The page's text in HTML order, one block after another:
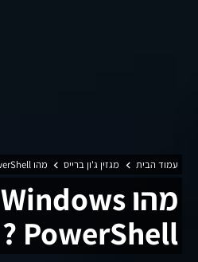
עמוד הבית מגזין ג'ון ברייס מהו Windows PowerShell ?
מהו Windows
PowerShell ?